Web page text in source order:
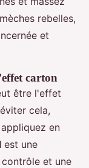
rebelles,
et
carton
être l'effet
cela,
en
est une
et une